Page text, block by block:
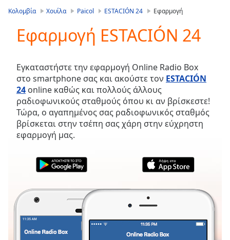
Video
Skip
Backward
Skip
Forward
Mute
Current
Time0:00
TypeLIVE
Seek to
currently
behind
LIVE
Κολομβία Χουίλα Paicol ESTACIÓN 24 Εφαρμογή
Εφαρμογή ESTACIÓN 24
Εγκαταστήστε την εφαρμογή Online Radio Box
στο smartphone σας και ακούστε τον ESTACIÓN
24 online καθώς και πολλούς άλλους
ραδιοφωνικούς σταθμούς όπου κι αν βρίσκεστε!
Τώρα, ο αγαπημένος σας ραδιοφωνικός σταθμός
βρίσκεται στην τσέπη σας χάρη στην εύχρηστη
εφαρμογή μας.